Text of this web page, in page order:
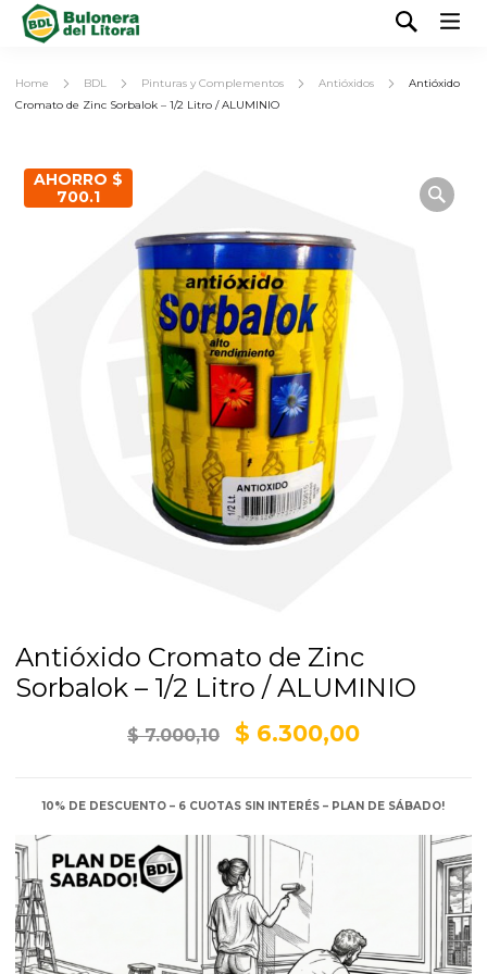
Home BDL Pinturas y Complementos Antióxidos
Antióxido
Cromato de Zinc Sorbalok – 1/2 Litro / ALUMINIO
AHORRO $
700.1
Antióxido Cromato de Zinc
Sorbalok – 1/2 Litro / ALUMINIO
$7.000,10
El
original
era:
$ 7.000,10.
$ 6.300,00El
actual
$
10% DE DESCUENTO – 6 CUOTAS SIN INTERÉS – PLAN DE SÁBADO!